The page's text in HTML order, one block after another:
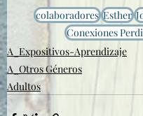
colaboradores Esther
Conexiones
A_Expositivos-Aprendizaje
A_Otros Géneros
Adultos